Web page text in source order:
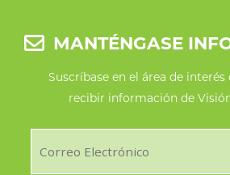
MANTÉNGASE
Suscríbase en el área de interés
recibir información de